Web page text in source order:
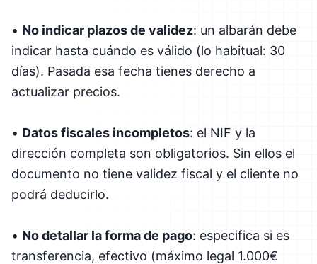
• No indicar plazos de validez: un albarán debe
indicar hasta cuándo es válido (lo habitual: 30
días). Pasada esa fecha tienes derecho a
actualizar precios.
• Datos fiscales incompletos: el NIF y la
dirección completa son obligatorios. Sin ellos el
documento no tiene validez fiscal y el cliente no
podrá deducirlo.
• No detallar la forma de pago: especifica si es
transferencia, efectivo (máximo legal 1.000€